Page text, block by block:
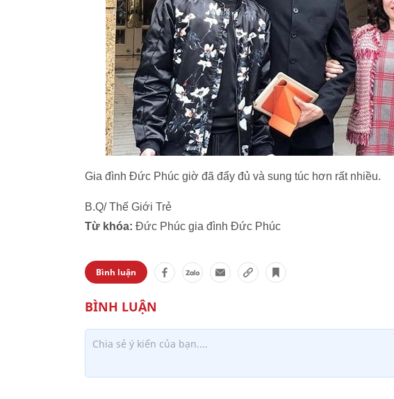
Gia đình Đức Phúc giờ đã đẩy đủ và sung túc hơn rất nhiều.
B.Q/ Thế Giới Trẻ
Từ khóa: Đức Phúc gia đình Đức Phúc
Bình luận